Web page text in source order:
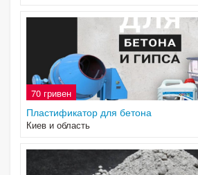
70 гривен
Пластификатор для бетона
Киев и область